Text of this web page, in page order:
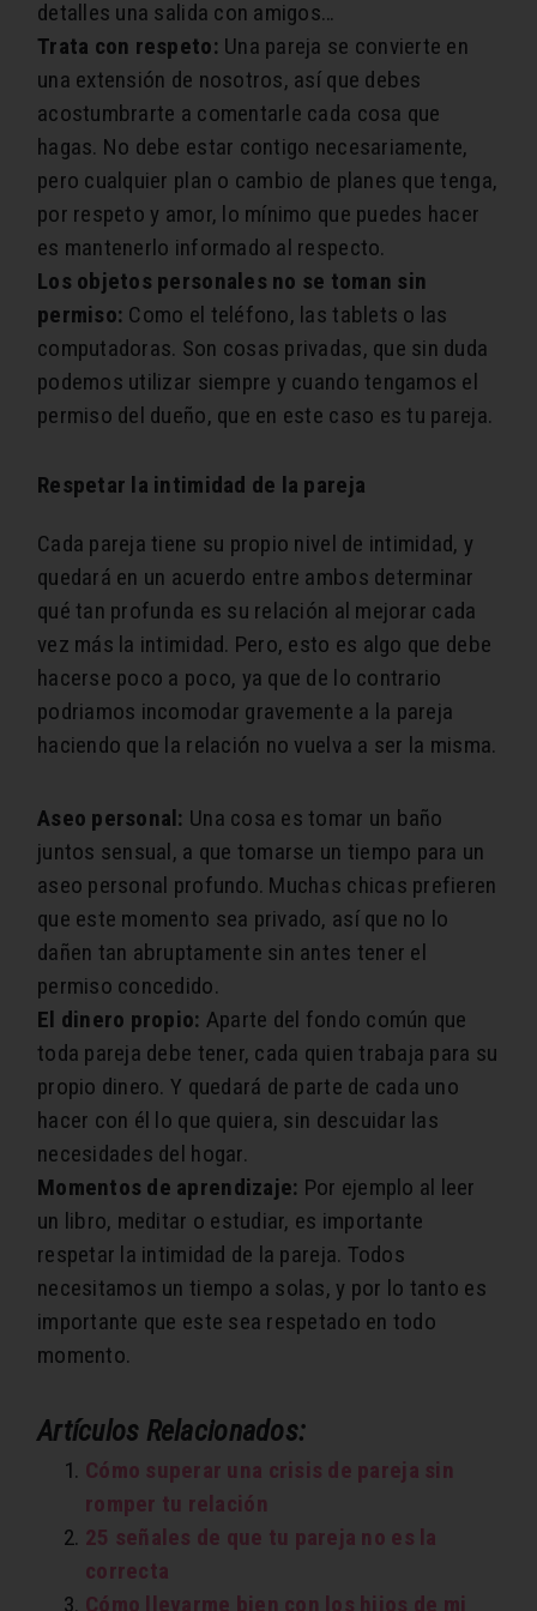
detalles una salida con amigos…
Trata con respeto: Una pareja se convierte en
una extensión de nosotros, así que debes
acostumbrarte a comentarle cada cosa que
hagas. No debe estar contigo necesariamente,
pero cualquier plan o cambio de planes que tenga,
por respeto y amor, lo mínimo que puedes hacer
es mantenerlo informado al respecto.
Los objetos personales no se toman sin
permiso: Como el teléfono, las tablets o las
computadoras. Son cosas privadas, que sin duda
podemos utilizar siempre y cuando tengamos el
permiso del dueño, que en este caso es tu pareja.
Respetar la intimidad de la pareja
Cada pareja tiene su propio nivel de intimidad, y
quedará en un acuerdo entre ambos determinar
qué tan profunda es su relación al mejorar cada
vez más la intimidad. Pero, esto es algo que debe
hacerse poco a poco, ya que de lo contrario
podriamos incomodar gravemente a la pareja
haciendo que la relación no vuelva a ser la misma.
Aseo personal: Una cosa es tomar un baño
juntos sensual, a que tomarse un tiempo para un
aseo personal profundo. Muchas chicas prefieren
que este momento sea privado, así que no lo
dañen tan abruptamente sin antes tener el
permiso concedido.
El dinero propio: Aparte del fondo común que
toda pareja debe tener, cada quien trabaja para su
propio dinero. Y quedará de parte de cada uno
hacer con él lo que quiera, sin descuidar las
necesidades del hogar.
Momentos de aprendizaje: Por ejemplo al leer
un libro, meditar o estudiar, es importante
respetar la intimidad de la pareja. Todos
necesitamos un tiempo a solas, y por lo tanto es
importante que este sea respetado en todo
momento.
Artículos Relacionados:
Cómo superar una crisis de pareja sin
romper tu relación
25 señales de que tu pareja no es la
correcta
Cómo llevarme bien con los hijos de mi